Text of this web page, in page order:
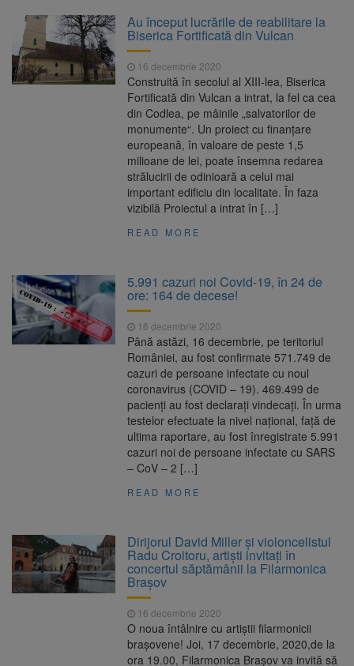
Au început lucrările de reabilitare la
Biserica Fortificată din Vulcan
16 decembrie 2020
Construită în secolul al XIII-lea, Biserica
Fortificată din Vulcan a intrat, la fel ca cea
din Codlea, pe mâinile „salvatorilor de
monumente“. Un proiect cu finanțare
europeană, în valoare de peste 1,5
milioane de lei, poate însemna redarea
strălucirii de odinioară a celui mai
important edificiu din localitate. În faza
vizibilă Proiectul a intrat în […]
READ MORE
5.991 cazuri noi Covid-19, în 24 de
ore: 164 de decese!
16 decembrie 2020
Până astăzi, 16 decembrie, pe teritoriul
României, au fost confirmate 571.749 de
cazuri de persoane infectate cu noul
coronavirus (COVID – 19). 469.499 de
pacienți au fost declarați vindecați. În urma
testelor efectuate la nivel național, față de
ultima raportare, au fost înregistrate 5.991
cazuri noi de persoane infectate cu SARS
– CoV – 2 […]
READ MORE
Dirijorul David Miller și violoncelistul
Radu Croitoru, artiști invitați în
concertul săptămânii la Filarmonica
Brașov
16 decembrie 2020
O noua întâlnire cu artiștii filarmonicii
brașovene! Joi, 17 decembrie, 2020,de la
ora 19.00, Filarmonica Brașov va invită să